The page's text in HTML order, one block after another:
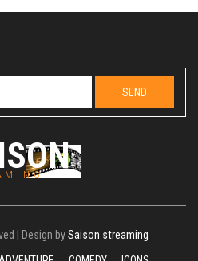
| Design bySaison streaming